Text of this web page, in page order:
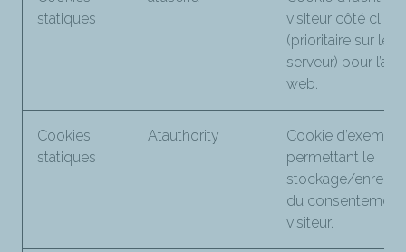
statiques
visiteur côté client
(prioritaire sur le
serveur) pour
web.
Cookies
statiques
Atauthority
Cookie
permettant le
stockage/
du
visiteur.